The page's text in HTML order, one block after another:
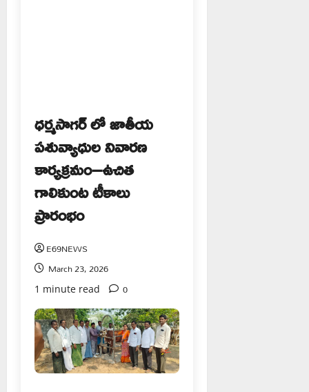
ధర్మసాగర్ లో జాతీయ
పశువ్యాధుల నివారణ
కార్యక్రమం–ఉచిత
గాలికుంట టీకాలు
ప్రారంభం
E69NEWS
March 23, 2026
1 minute read 0